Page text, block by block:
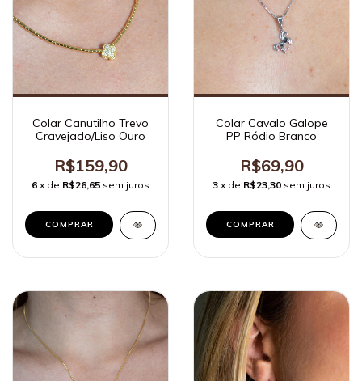
Colar Canutilho Trevo
Cravejado/Liso Ouro
R$159,90
6 x de R$26,65 sem juros
Colar Cavalo Galope
PP Ródio Branco
R$69,90
3 x de R$23,30 sem juros